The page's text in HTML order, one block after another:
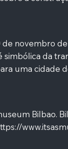
novembro de
simbólica da
uma cidade
Bilbao.